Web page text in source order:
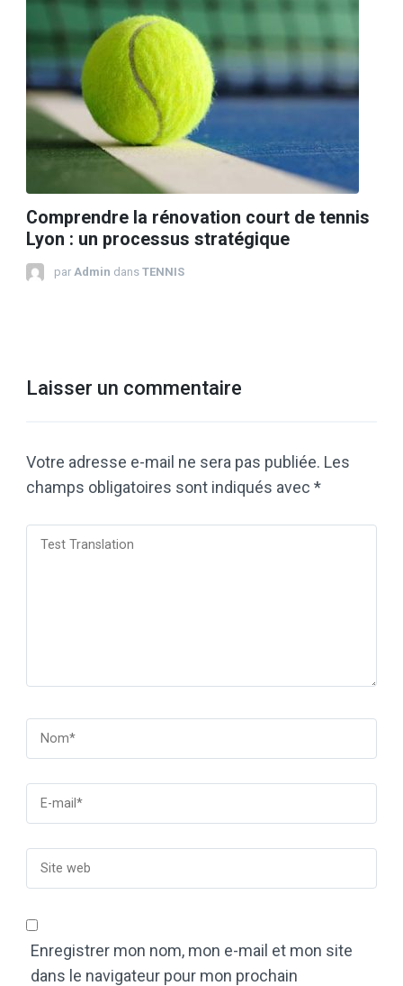
Comprendre la rénovation court de tennis
Lyon : un processus stratégique
par Admin dans TENNIS
Laisser un commentaire
Votre adresse e-mail ne sera pas publiée. Les
champs obligatoires sont indiqués avec *
Enregistrer mon nom, mon e-mail et mon site
dans le navigateur pour mon prochain